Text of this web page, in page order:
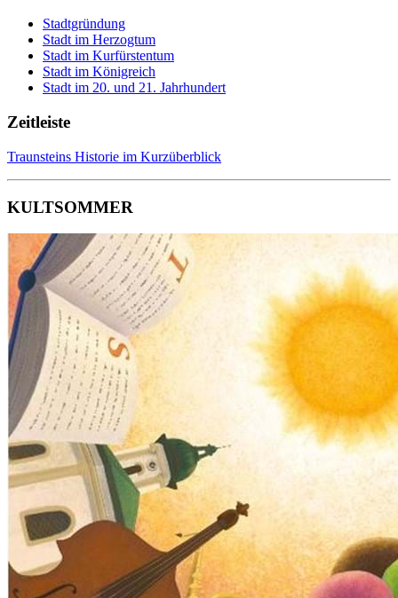
Stadtgründung
Stadt im Herzogtum
Stadt im Kurfürstentum
Stadt im Königreich
Stadt im 20. und 21. Jahrhundert
Zeitleiste
Traunsteins Historie im Kurzüberblick
KULTSOMMER